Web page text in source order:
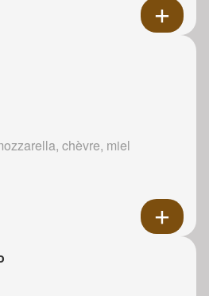
chèvre, miel